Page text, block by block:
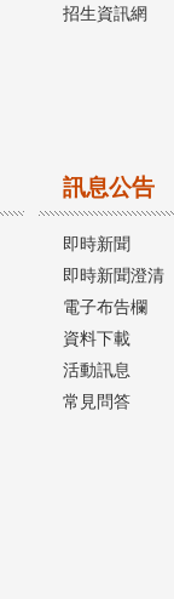
招生資訊網
訊息公告
即時新聞
即時新聞澄清
電子布告欄
資料下載
活動訊息
常見問答